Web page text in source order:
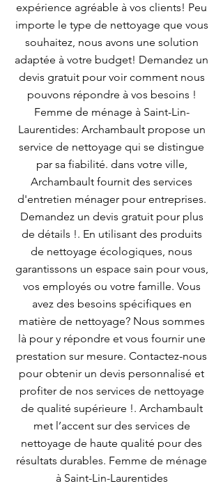
expérience agréable à vos clients! Peu
importe le type de nettoyage que vous
souhaitez, nous avons une solution
adaptée à votre budget! Demandez un
devis gratuit pour voir comment nous
pouvons répondre à vos besoins !
Femme de ménage à Saint-Lin-
Laurentides: Archambault propose un
service de nettoyage qui se distingue
par sa fiabilité. dans votre ville,
Archambault fournit des services
d'entretien ménager pour entreprises.
Demandez un devis gratuit pour plus
de détails !. En utilisant des produits
de nettoyage écologiques, nous
garantissons un espace sain pour vous,
vos employés ou votre famille. Vous
avez des besoins spécifiques en
matière de nettoyage? Nous sommes
là pour y répondre et vous fournir une
prestation sur mesure. Contactez-nous
pour obtenir un devis personnalisé et
profiter de nos services de nettoyage
de qualité supérieure !. Archambault
met l’accent sur des services de
nettoyage de haute qualité pour des
résultats durables. Femme de ménage
à Saint-Lin-Laurentides